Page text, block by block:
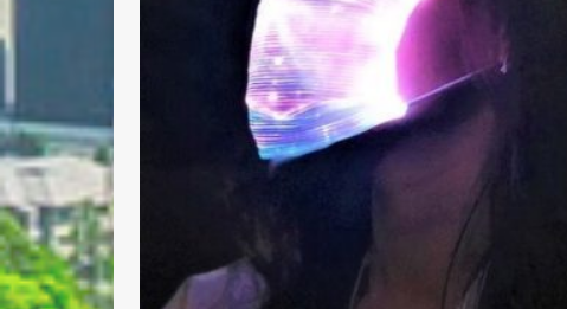
Email *
Comentario *